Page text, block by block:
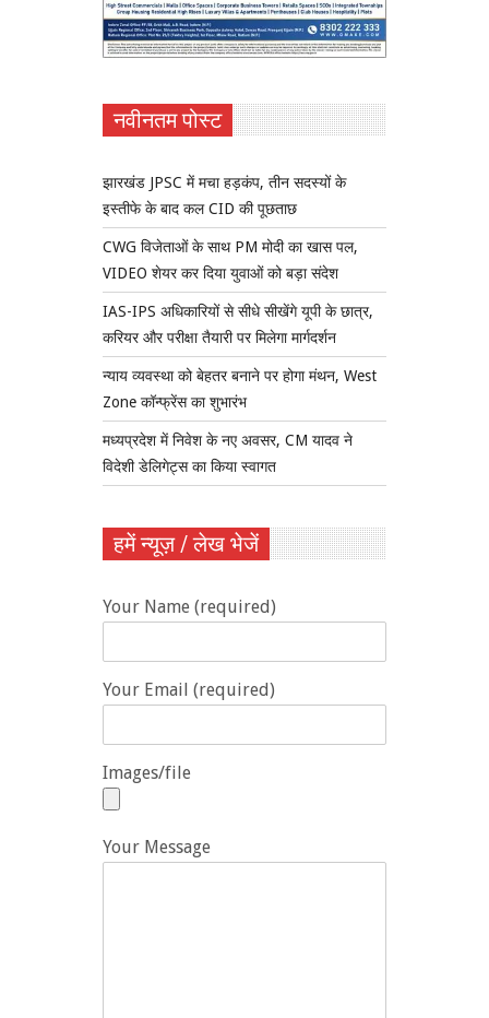
नवीनतम पोस्ट
झारखंड JPSC में मचा हड़कंप, तीन सदस्यों के
इस्तीफे के बाद कल CID की पूछताछ
CWG विजेताओं के साथ PM मोदी का खास पल,
VIDEO शेयर कर दिया युवाओं को बड़ा संदेश
IAS-IPS अधिकारियों से सीधे सीखेंगे यूपी के छात्र,
करियर और परीक्षा तैयारी पर मिलेगा मार्गदर्शन
न्याय व्यवस्था को बेहतर बनाने पर होगा मंथन, West
Zone कॉन्फ्रेंस का शुभारंभ
मध्यप्रदेश में निवेश के नए अवसर, CM यादव ने
विदेशी डेलिगेट्स का किया स्वागत
हमें न्यूज़ / लेख भेजें
Your Name (required)
Your Email (required)
Images/file
Your Message